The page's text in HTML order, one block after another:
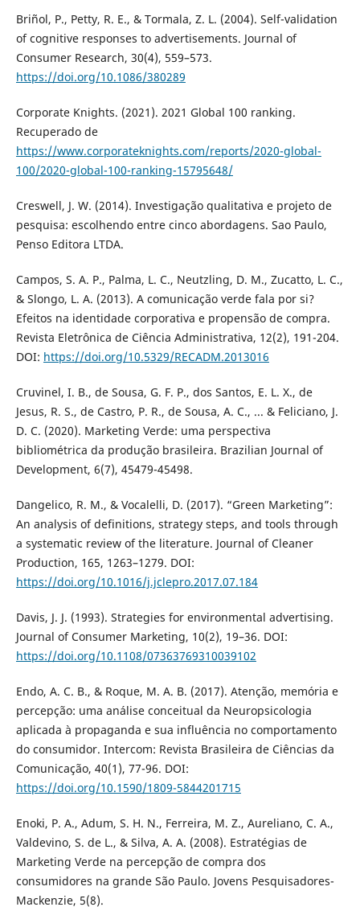
Briñol, P., Petty, R. E., & Tormala, Z. L. (2004). Self-validation
of cognitive responses to advertisements. Journal of
Consumer Research, 30(4), 559–573.
https://doi.org/10.1086/380289
Corporate Knights. (2021). 2021 Global 100 ranking.
Recuperado de
https://www.corporateknights.com/reports/2020-global-
100/2020-global-100-ranking-15795648/
Creswell, J. W. (2014). Investigação qualitativa e projeto de
pesquisa: escolhendo entre cinco abordagens. Sao Paulo,
Penso Editora LTDA.
Campos, S. A. P., Palma, L. C., Neutzling, D. M., Zucatto, L. C.,
& Slongo, L. A. (2013). A comunicação verde fala por si?
Efeitos na identidade corporativa e propensão de compra.
Revista Eletrônica de Ciência Administrativa, 12(2), 191-204.
DOI: https://doi.org/10.5329/RECADM.2013016
Cruvinel, I. B., de Sousa, G. F. P., dos Santos, E. L. X., de
Jesus, R. S., de Castro, P. R., de Sousa, A. C., ... & Feliciano, J.
D. C. (2020). Marketing Verde: uma perspectiva
bibliométrica da produção brasileira. Brazilian Journal of
Development, 6(7), 45479-45498.
Dangelico, R. M., & Vocalelli, D. (2017). “Green Marketing”:
An analysis of definitions, strategy steps, and tools through
a systematic review of the literature. Journal of Cleaner
Production, 165, 1263–1279. DOI:
https://doi.org/10.1016/j.jclepro.2017.07.184
Davis, J. J. (1993). Strategies for environmental advertising.
Journal of Consumer Marketing, 10(2), 19–36. DOI:
https://doi.org/10.1108/07363769310039102
Endo, A. C. B., & Roque, M. A. B. (2017). Atenção, memória e
percepção: uma análise conceitual da Neuropsicologia
aplicada à propaganda e sua influência no comportamento
do consumidor. Intercom: Revista Brasileira de Ciências da
Comunicação, 40(1), 77-96. DOI:
https://doi.org/10.1590/1809-5844201715
Enoki, P. A., Adum, S. H. N., Ferreira, M. Z., Aureliano, C. A.,
Valdevino, S. de L., & Silva, A. A. (2008). Estratégias de
Marketing Verde na percepção de compra dos
consumidores na grande São Paulo. Jovens Pesquisadores-
Mackenzie, 5(8).